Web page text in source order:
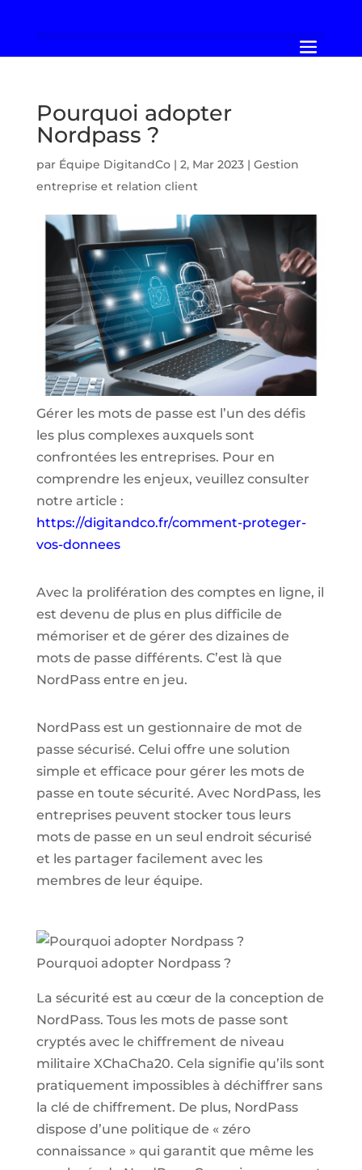
Pourquoi adopter
Nordpass ?
par Équipe DigitandCo| 2, Mar 2023| Gestion
entreprise et relation client
Gérer les mots de passe est l’un des défis
les plus complexes auxquels sont
confrontées les entreprises. Pour en
comprendre les enjeux, veuillez consulter
notre article :
https://digitandco.fr/comment-proteger-
vos-donnees
Avec la prolifération des comptes en ligne, il
est devenu de plus en plus difficile de
mémoriser et de gérer des dizaines de
mots de passe différents. C’est là que
NordPass entre en jeu.
NordPass est un gestionnaire de mot de
passe sécurisé. Celui offre une solution
simple et efficace pour gérer les mots de
passe en toute sécurité. Avec NordPass, les
entreprises peuvent stocker tous leurs
mots de passe en un seul endroit sécurisé
et les partager facilement avec les
membres de leur équipe.
Pourquoi adopter Nordpass ?
La sécurité est au cœur de la conception de
NordPass. Tous les mots de passe sont
cryptés avec le chiffrement de niveau
militaire XChaCha20. Cela signifie qu’ils sont
pratiquement impossibles à déchiffrer sans
la clé de chiffrement. De plus, NordPass
dispose d’une politique de « zéro
connaissance » qui garantit que même les